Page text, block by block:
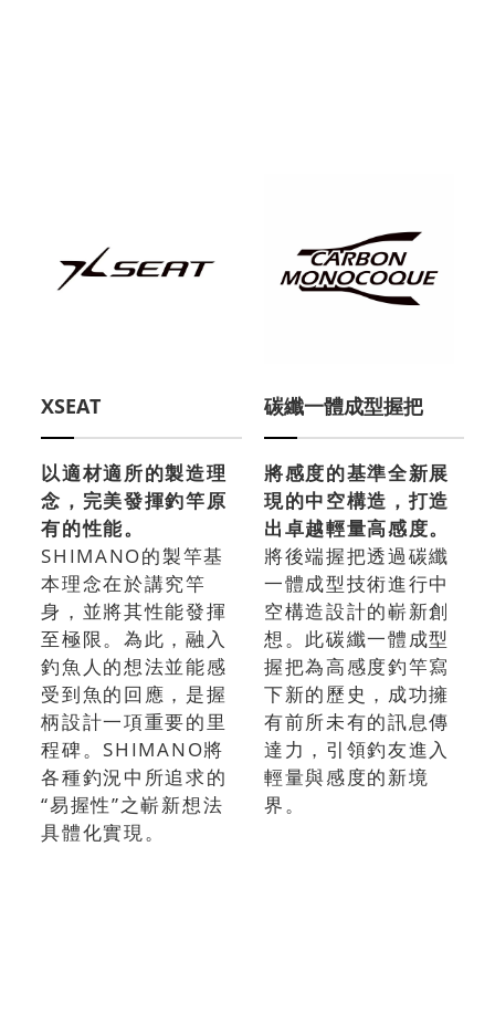
XSEAT
以適材適所的製造理
念，完美發揮釣竿原
有的性能。
SHIMANO的製竿基
本理念在於講究竿
身，並將其性能發揮
至極限。為此，融入
釣魚人的想法並能感
受到魚的回應，是握
柄設計一項重要的里
程碑。SHIMANO將
各種釣況中所追求的
“易握性”之嶄新想法
具體化實現。
碳纖一體成型握把
將感度的基準全新展
現的中空構造，打造
出卓越輕量高感度。
將後端握把透過碳纖
一體成型技術進行中
空構造設計的嶄新創
想。此碳纖一體成型
握把為高感度釣竿寫
下新的歷史，成功擁
有前所未有的訊息傳
達力，引領釣友進入
輕量與感度的新境
界。